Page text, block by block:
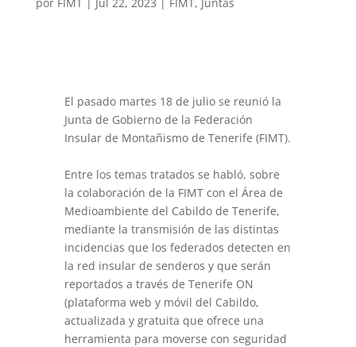
El pasado martes 18 de julio se reunió la
Junta de Gobierno de la Federación
Insular de Montañismo de Tenerife (FIMT).
Entre los temas tratados se habló, sobre
la colaboración de la FIMT con el Área de
Medioambiente del Cabildo de Tenerife,
mediante la transmisión de las distintas
incidencias que los federados detecten en
la red insular de senderos y que serán
reportados a través de Tenerife ON
(plataforma web y móvil del Cabildo,
actualizada y gratuita que ofrece una
herramienta para moverse con seguridad